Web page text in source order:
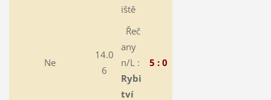
iště
Ne
14.0
6
Řeč
any
n/L :
Rybi
tví
5 : 0